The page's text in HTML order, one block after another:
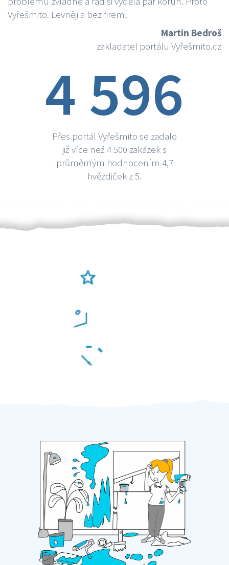
Vyřešmito. Levněji a bez firem!
Martin Bedroš
zakladatel portálu Vyřešmito.cz
4 596
Přes portál Vyřešmito se zadalo
již více než 4 500 zakázek s
průměrným hodnocením 4,7
hvězdiček z 5.